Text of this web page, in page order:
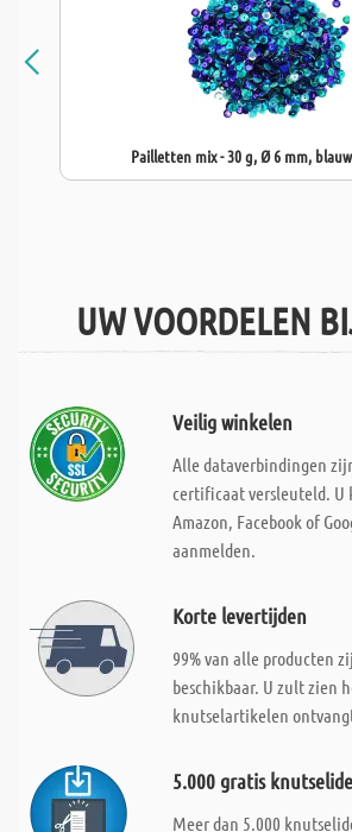
Pailletten mix - 30 g, Ø 6 mm,
UW VOORDELEN
Veilig winkelen
Alle dataverbindingen
certificaat versleuteld. U
Amazon, Facebook of
aanmelden.
Korte levertijden
99% van alle producten
beschikbaar. U zult zien
knutselartikelen
5.000 gratis
Meer dan 5.000